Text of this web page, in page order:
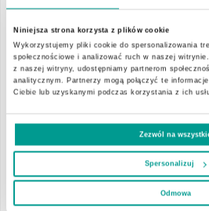
Niniejsza strona korzysta z plików cookie
Wykorzystujemy pliki cookie do spersonalizowania
społecznościowe i analizować ruch w naszej
z naszej witryny, udostępniamy partnerom
analitycznym. Partnerzy mogą połączyć te
Ciebie lub uzyskanymi podczas korzystania z ich
Zezwól na
Spersonalizuj
Odmowa
Poród w szpitalu św. Anny -
odpowiedzi
Prawa Pacjenta
Sugestie, opinie, skargi
Udostępnianie Dokumentacji
Jak przygotowac się na
pobyt w szpitalu
Jak przygotować się
gastroskopii żołądka i
dwunastnicy